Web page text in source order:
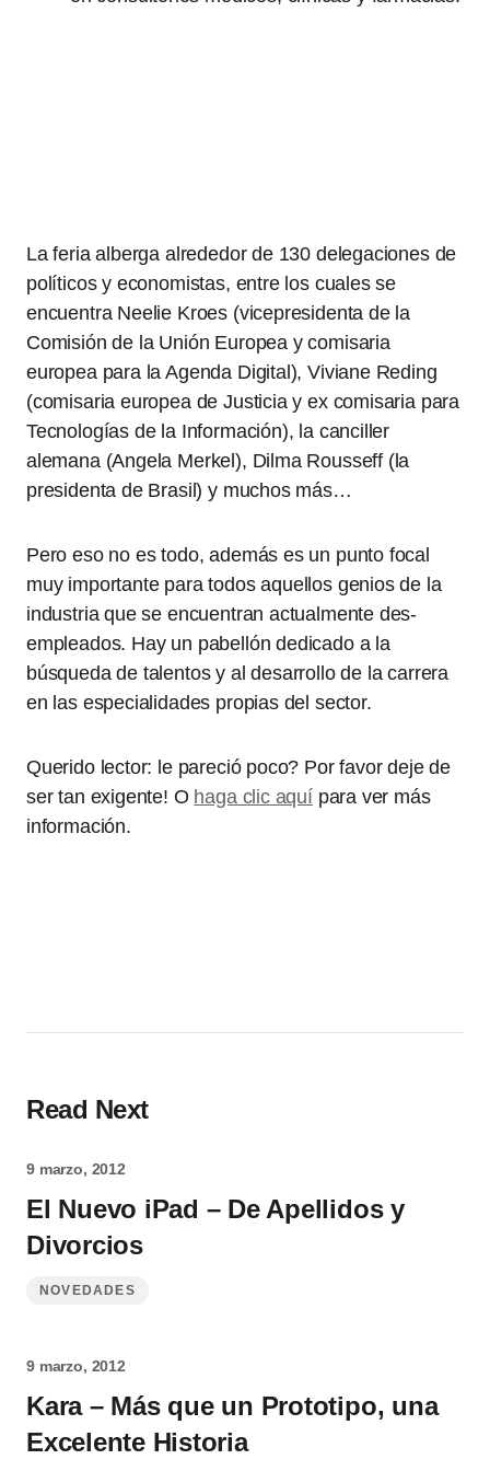
La feria alberga alrededor de 130 delegaciones de
políticos y economistas, entre los cuales se
encuentra Neelie Kroes (vicepresidenta de la
Comisión de la Unión Europea y comisaria
europea para la Agenda Digital), Viviane Reding
(comisaria europea de Justicia y ex comisaria para
Tecnologías de la Información), la canciller
alemana (Angela Merkel), Dilma Rousseff (la
presidenta de Brasil) y muchos más…
Pero eso no es todo, además es un punto focal
muy importante para todos aquellos genios de la
industria que se encuentran actualmente des-
empleados. Hay un pabellón dedicado a la
búsqueda de talentos y al desarrollo de la carrera
en las especialidades propias del sector.
Querido lector: le pareció poco? Por favor deje de
ser tan exigente! O haga clic aquí para ver más
información.
Read Next
9 marzo, 2012
El Nuevo iPad – De Apellidos y
Divorcios
NOVEDADES
9 marzo, 2012
Kara – Más que un Prototipo, una
Excelente Historia